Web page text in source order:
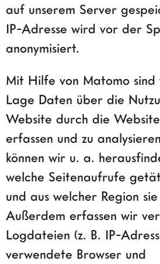
auf unserem Server
IP-Adresse wird vor der
anonymisiert.
Mit Hilfe von Matomo
Lage Daten über die
Website durch die
erfassen und zu
können wir u. a.
welche Seitenaufrufe
und aus welcher Region
Außerdem erfassen wir
Logdateien (z. B. IP-
verwendete Browser und